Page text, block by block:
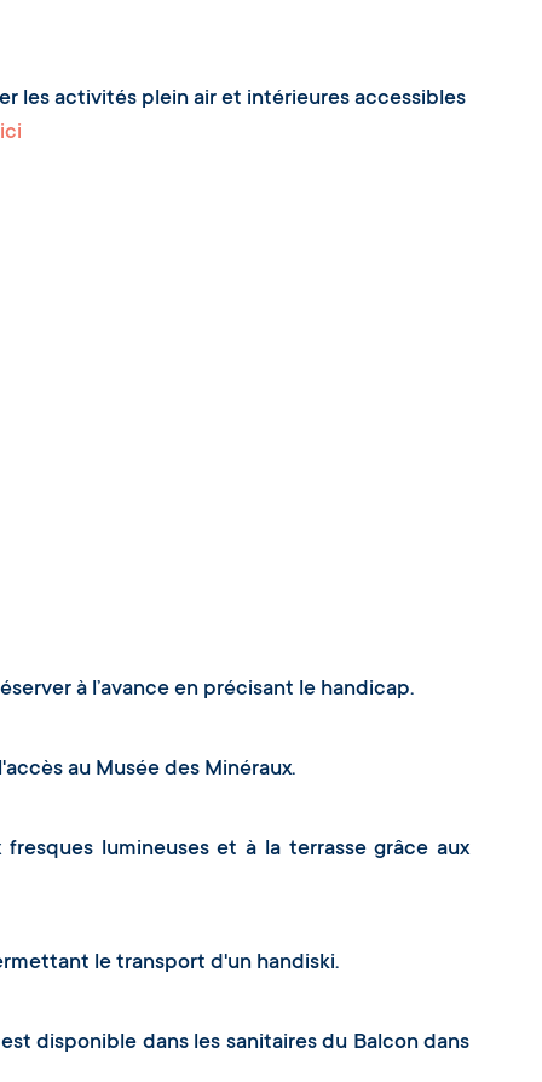
les activités plein air et intérieures accessibles
ici
à l’avance en précisant le handicap.
au Musée des Minéraux.
lumineuses et à la terrasse grâce aux
le transport d'un handiski.
disponible dans les sanitaires du Balcon dans